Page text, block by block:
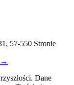
57-550 Stronie
→
Dane